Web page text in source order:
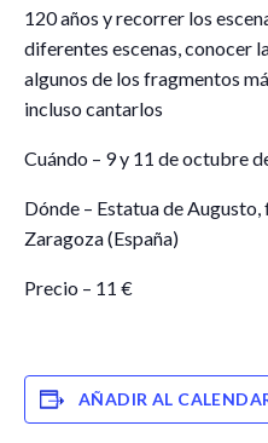
120 años y recorrer los
diferentes escenas, conocer
algunos de los fragmentos
incluso cantarlos
Cuándo – 9 y 11 de octubre
Dónde – Estatua de
Zaragoza (España)
Precio – 11 €
AÑADIR AL